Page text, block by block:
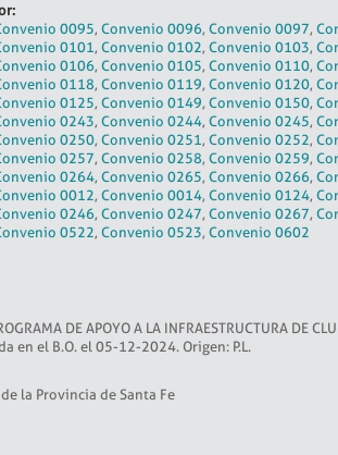
0095, Convenio 0096, Convenio 0097,
0101, Convenio 0102, Convenio 0103,
0106, Convenio 0105, Convenio 0110,
0118, Convenio 0119, Convenio 0120,
0125, Convenio 0149, Convenio 0150,
0243, Convenio 0244, Convenio 0245,
0250, Convenio 0251, Convenio 0252,
0257, Convenio 0258, Convenio 0259,
0264, Convenio 0265, Convenio 0266,
0012, Convenio 0014, Convenio 0124,
0246, Convenio 0247, Convenio 0267,
0522, Convenio 0523, Convenio 0602
DE APOYO A LA INFRAESTRUCTURA DE
en el B.O. el 05-12-2024. Origen: P.L.
la Provincia de Santa Fe